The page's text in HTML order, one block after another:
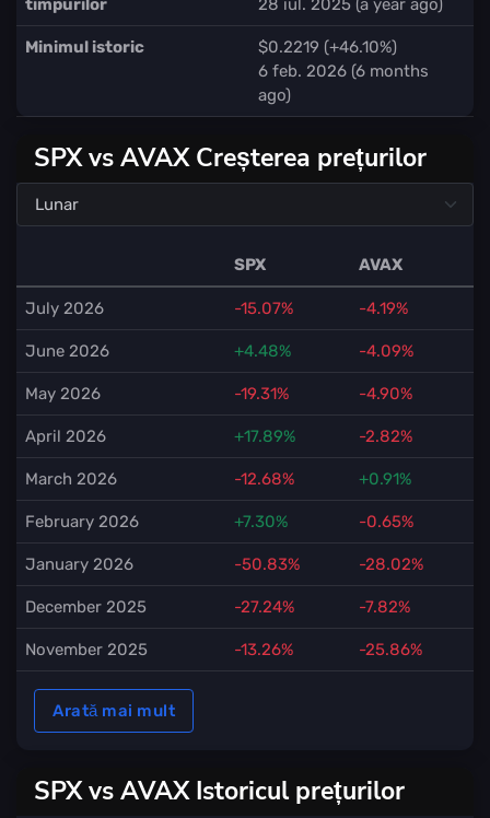
timpurilor 28 iul. 2025 (a year ago)
Minimul istoric
$0.2219 (+46.10%)
6 feb. 2026 (6 months
ago)
SPX vs AVAX Creșterea prețurilor
SPX AVAX
July 2026 -15.07% -4.19%
June 2026 +4.48% -4.09%
May 2026 -19.31% -4.90%
April 2026 +17.89% -2.82%
March 2026 -12.68% +0.91%
February 2026 +7.30% -0.65%
January 2026 -50.83% -28.02%
December 2025 -27.24% -7.82%
November 2025 -13.26% -25.86%
Arată mai mult
SPX vs AVAX Istoricul prețurilor